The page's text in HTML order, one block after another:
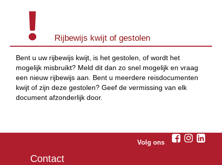
Rijbewijs kwijt of gestolen
Bent u uw rijbewijs kwijt, is het gestolen, of wordt het
mogelijk misbruikt? Meld dit dan zo snel mogelijk en vraag
een nieuw rijbewijs aan. Bent u meerdere reisdocumenten
kwijt of zijn deze gestolen? Geef de vermissing van elk
document afzonderlijk door.
Volg ons
Contact